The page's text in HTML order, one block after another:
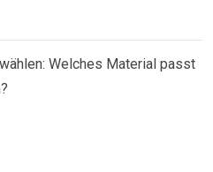
Welches Material passt